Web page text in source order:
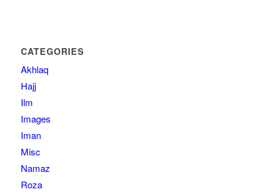
CATEGORIES
Akhlaq
Hajj
Ilm
Images
Iman
Misc
Namaz
Roza